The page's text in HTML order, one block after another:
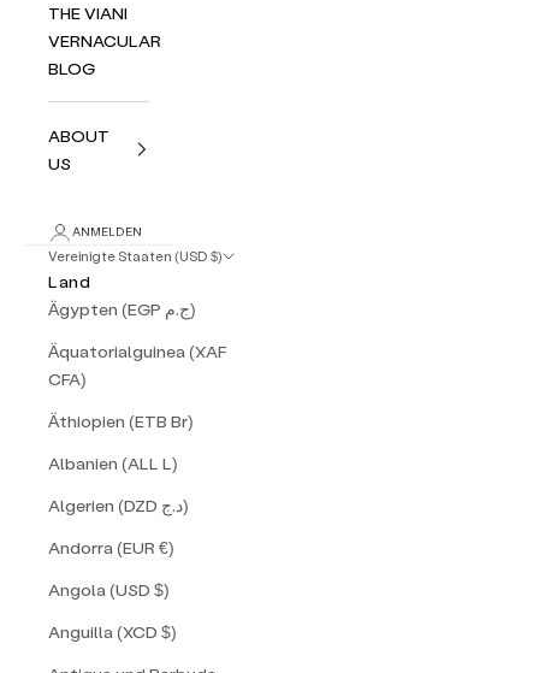
THE VIANI
VERNACULAR
BLOG
ABOUT
US
ANMELDEN
Vereinigte Staaten (USD $)
Land
Ägypten (EGP ج.م)
Äquatorialguinea (XAF
CFA)
Äthiopien (ETB Br)
Albanien (ALL L)
Algerien (DZD د.ج)
Andorra (EUR €)
Angola (USD $)
Anguilla (XCD $)